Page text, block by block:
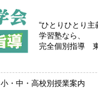
“ひとりひとり主
学習塾なら、
完全個別指導
小・中・高校別授業案内